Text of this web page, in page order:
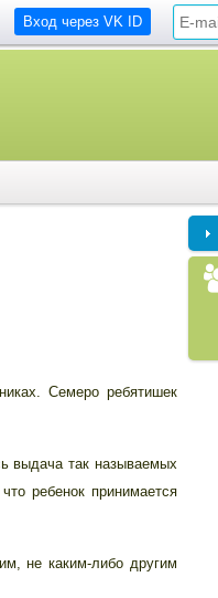
Вход через VK ID
Семеро ребятишек
выдача так называемых
ребенок принимается
не каким-либо другим